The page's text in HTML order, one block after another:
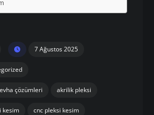
7 Ağustos 2025
çözümleri akrilik pleksi
kesim cnc pleksi kesim